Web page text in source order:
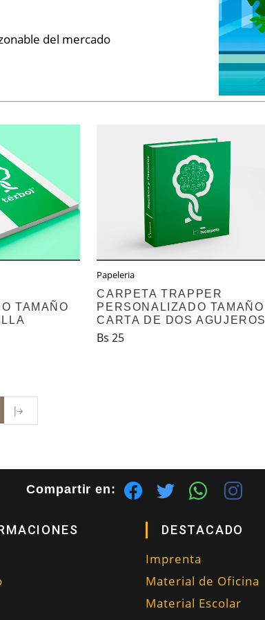
del mercado
más
TAMAÑO
Ver más
Papeleria
CARPETA TRAPPER
PERSONALIZADO TAMAÑO
CARTA DE DOS AGUJEROS
Bs 25
Compartir en:
DESTACADO
Imprenta
Material de Oficina
Material Escolar